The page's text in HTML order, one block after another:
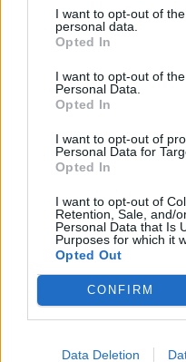
I want to opt-out of
personal data.
Opted In
I want to opt-out of
Personal Data.
Opted In
I want to opt-out of
Personal Data for
Opted In
I want to opt-out of
Retention, Sale, and/
Personal Data that Is
Purposes for which it
Opted Out
CONFIRM
Data Deletion
Life
με επιφυλάξεις – Ποιες
παραλίες έχουν
χαρακτηριστεί